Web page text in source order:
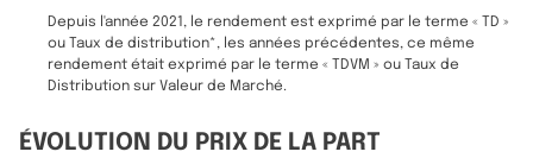
Depuis l'année 2021, le rendement est exprimé par le terme « TD »
ou Taux de distribution*, les années précédentes, ce même
rendement était exprimé par le terme « TDVM » ou Taux de
Distribution sur Valeur de Marché.
ÉVOLUTION DU PRIX DE LA PART